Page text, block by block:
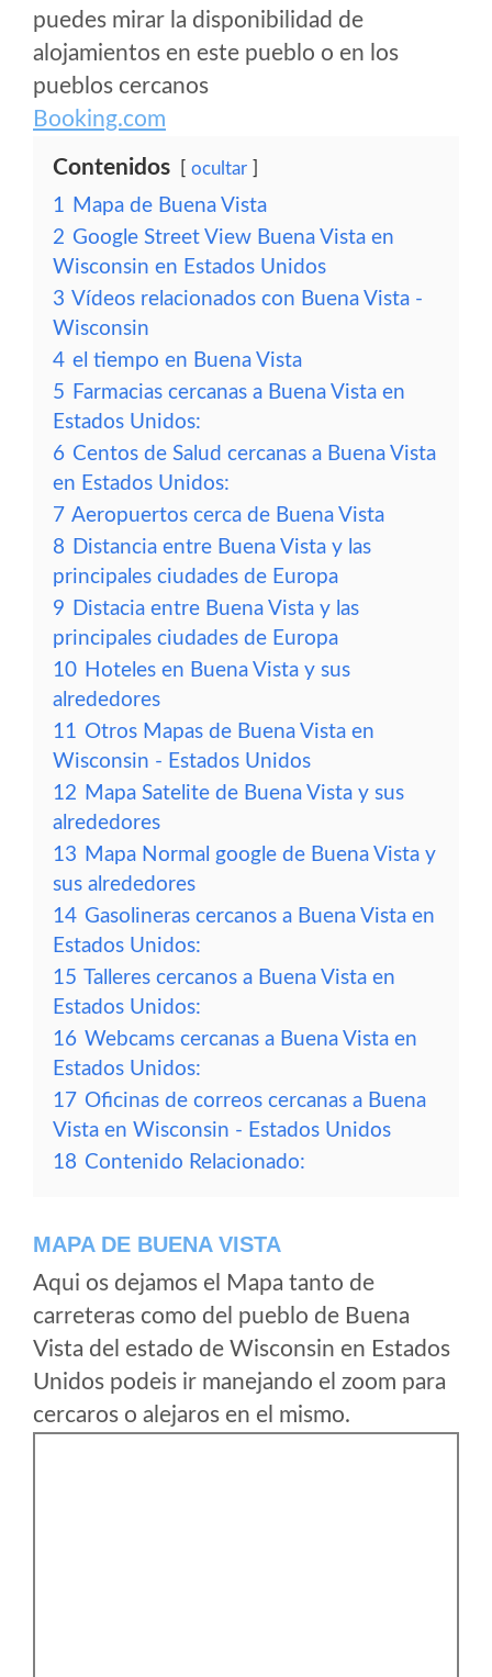
puedes mirar la disponibilidad de
alojamientos en este pueblo o en los
pueblos cercanos
Booking.com
Contenidos ocultar
1 Mapa de Buena Vista
2 Google Street View Buena Vista en
Wisconsin en Estados Unidos
3 Vídeos relacionados con Buena Vista -
Wisconsin
4 el tiempo en Buena Vista
5 Farmacias cercanas a Buena Vista en
Estados Unidos:
6 Centos de Salud cercanas a Buena Vista
en Estados Unidos:
7 Aeropuertos cerca de Buena Vista
8 Distancia entre Buena Vista y las
principales ciudades de Europa
9 Distacia entre Buena Vista y las
principales ciudades de Europa
10 Hoteles en Buena Vista y sus
alrededores
11 Otros Mapas de Buena Vista en
Wisconsin - Estados Unidos
12 Mapa Satelite de Buena Vista y sus
alrededores
13 Mapa Normal google de Buena Vista y
sus alrededores
14 Gasolineras cercanos a Buena Vista en
Estados Unidos:
15 Talleres cercanos a Buena Vista en
Estados Unidos:
16 Webcams cercanas a Buena Vista en
Estados Unidos:
17 Oficinas de correos cercanas a Buena
Vista en Wisconsin - Estados Unidos
18 Contenido Relacionado:
MAPA DE BUENA VISTA
Aqui os dejamos el Mapa tanto de
carreteras como del pueblo de Buena
Vista del estado de Wisconsin en Estados
Unidos podeis ir manejando el zoom para
cercaros o alejaros en el mismo.